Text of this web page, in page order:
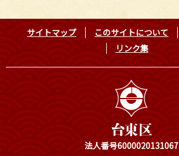
サイトマップ このサイトについて
リンク集
法人番号6000020131067